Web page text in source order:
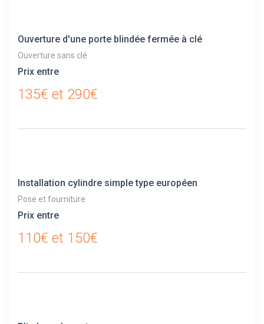
Ouverture d'une porte blindée fermée à clé
Ouverture sans clé
Prix entre
135€ et 290€
Installation cylindre simple type européen
Pose et fourniture
Prix entre
110€ et 150€